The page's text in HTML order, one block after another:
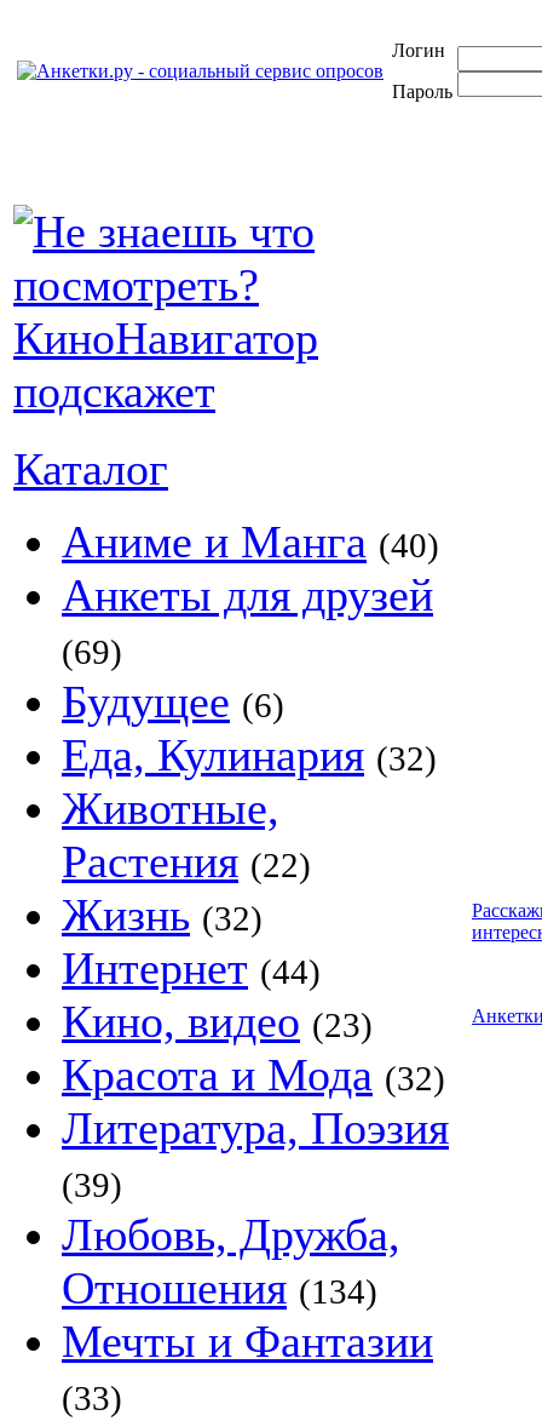
Логин
Пароль
Каталог
Аниме и Манга (40)
Анкеты для друзей
(69)
Будущее (6)
Еда, Кулинария (32)
Животные,
Растения (22)
Жизнь (32)
Интернет (44)
Кино, видео (23)
Красота и Мода (32)
Литература, Поэзия
(39)
Любовь, Дружба,
Отношения (134)
Мечты и Фантазии
(33)